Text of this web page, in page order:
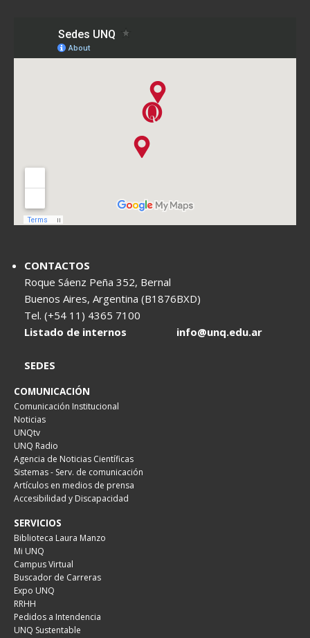
CONTACTOS
Roque Sáenz Peña 352, Bernal
Buenos Aires, Argentina (B1876BXD)
Tel. (+54 11) 4365 7100
Listado de internos
info@unq.edu.ar
SEDES
COMUNICACIÓN
Comunicación Institucional
Noticias
UNQtv
UNQ Radio
Agencia de Noticias Científicas
Sistemas - Serv. de comunicación
Artículos en medios de prensa
Accesibilidad y Discapacidad
SERVICIOS
Biblioteca Laura Manzo
Mi UNQ
Campus Virtual
Buscador de Carreras
Expo UNQ
RRHH
Pedidos a Intendencia
UNQ Sustentable